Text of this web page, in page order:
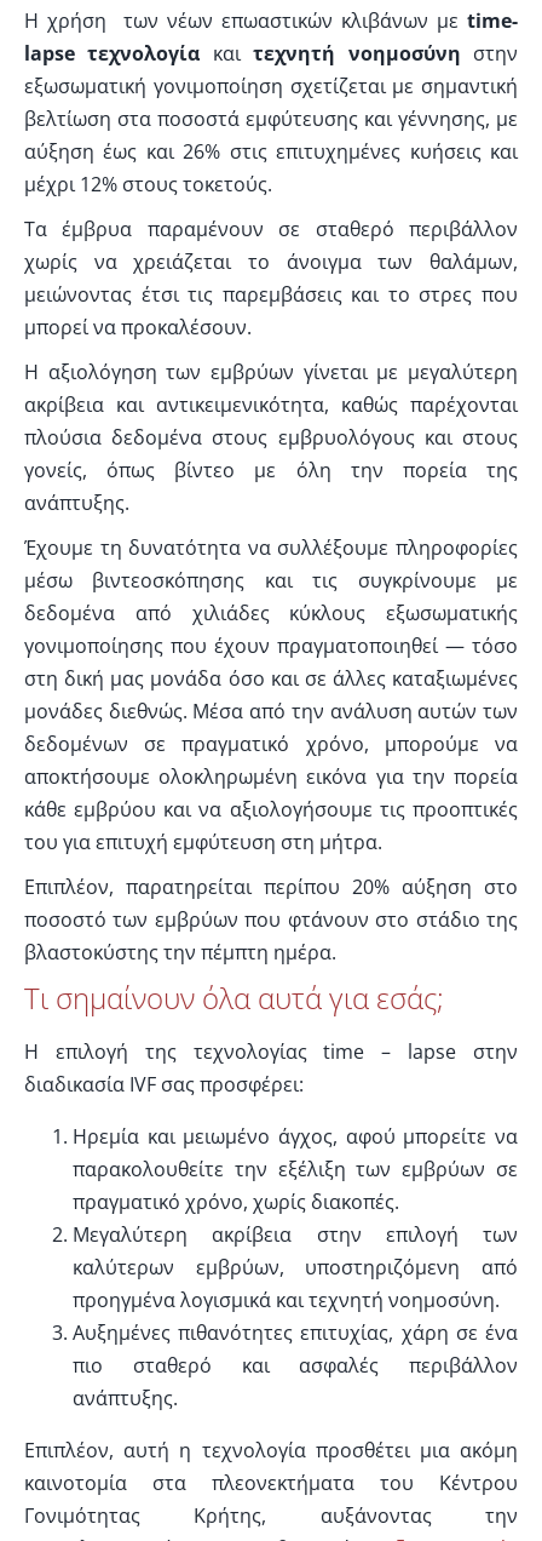
Η χρήση των νέων επωαστικών κλιβάνων μεtime-
lapse τεχνολογία καιτεχνητή νοημοσύνη στην
εξωσωματική γονιμοποίηση σχετίζεται με σημαντική
βελτίωση στα ποσοστά εμφύτευσης και γέννησης, με
αύξηση έως και 26% στις επιτυχημένες κυήσεις και
μέχρι 12% στους τοκετούς.
Τα έμβρυα παραμένουν σε σταθερό περιβάλλον
χωρίς να χρειάζεται το άνοιγμα των θαλάμων,
μειώνοντας έτσι τις παρεμβάσεις και το στρες που
μπορεί να προκαλέσουν.
Η αξιολόγηση των εμβρύων γίνεται με μεγαλύτερη
ακρίβεια και αντικειμενικότητα, καθώς παρέχονται
πλούσια δεδομένα στους εμβρυολόγους και στους
γονείς, όπως βίντεο με όλη την πορεία της
ανάπτυξης.
Έχουμε τη δυνατότητα να συλλέξουμε πληροφορίες
μέσω βιντεοσκόπησης και τις συγκρίνουμε με
δεδομένα από χιλιάδες κύκλους εξωσωματικής
γονιμοποίησης που έχουν πραγματοποιηθεί — τόσο
στη δική μας μονάδα όσο και σε άλλες καταξιωμένες
μονάδες διεθνώς. Μέσα από την ανάλυση αυτών των
δεδομένων σε πραγματικό χρόνο, μπορούμε να
αποκτήσουμε ολοκληρωμένη εικόνα για την πορεία
κάθε εμβρύου και να αξιολογήσουμε τις προοπτικές
του για επιτυχή εμφύτευση στη μήτρα.
Επιπλέον, παρατηρείται περίπου 20% αύξηση στο
ποσοστό των εμβρύων που φτάνουν στο στάδιο της
βλαστοκύστης την πέμπτη ημέρα.
Τι σημαίνουν όλα αυτά για εσάς;
Η επιλογή της τεχνολογίας time – lapse στην
διαδικασία IVF σας προσφέρει:
Ηρεμία και μειωμένο άγχος, αφού μπορείτε να
παρακολουθείτε την εξέλιξη των εμβρύων σε
πραγματικό χρόνο, χωρίς διακοπές.
Μεγαλύτερη ακρίβεια στην επιλογή των
καλύτερων εμβρύων, υποστηριζόμενη από
προηγμένα λογισμικά και τεχνητή νοημοσύνη.
Αυξημένες πιθανότητες επιτυχίας, χάρη σε ένα
πιο σταθερό και ασφαλές περιβάλλον
ανάπτυξης.
Επιπλέον, αυτή η τεχνολογία προσθέτει μια ακόμη
καινοτομία στα πλεονεκτήματα του Κέντρου
Γονιμότητας Κρήτης, αυξάνοντας την